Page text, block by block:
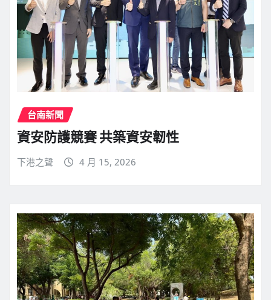
台南新聞
資安防護競賽 共築資安韌性
下港之聲 4 月 15, 2026